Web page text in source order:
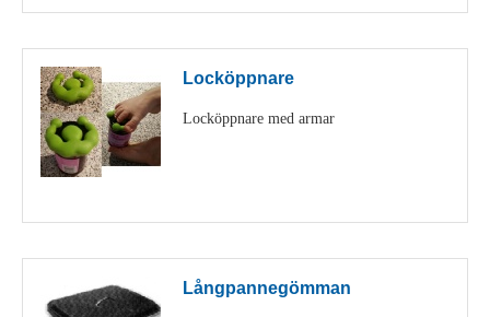
Locköppnare
Locköppnare med armar
Långpannegömman